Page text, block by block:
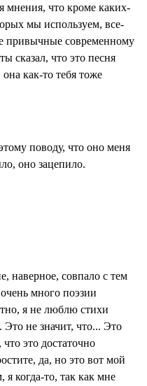
мнения, что кроме каких-
мы используем, все-
привычные современному
сказал, что это песня
как-то тебя тоже
поводу, что оно меня
оно зацепило.
наверное, совпало с тем
много поэзии
я не люблю стихи
не значит, что... Это
это достаточно
да, но это вот мой
я когда-то, так как мне